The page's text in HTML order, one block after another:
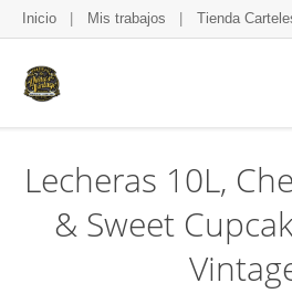
Inicio Mis trabajos Tienda
Lecheras 10L,
& Sweet